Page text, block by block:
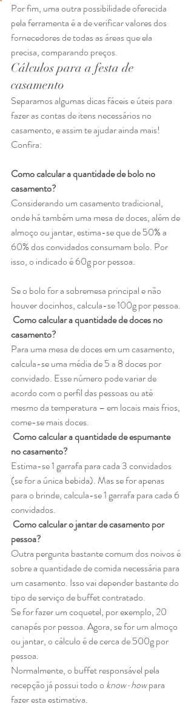
Por fim, uma outra possibilidade oferecida
pela ferramenta é a de verificar valores dos
fornecedores de todas as áreas que ela
precisa, comparando preços.
Cálculos para a festa de
casamento
Separamos algumas dicas fáceis e úteis para
fazer as contas de itens necessários no
casamento, e assim te ajudar ainda mais!
Confira:
Como calcular a quantidade de bolo no
casamento?
Considerando um casamento tradicional,
onde há também uma mesa de doces, além de
almoço ou jantar, estima-se que de 50% a
60% dos convidados consumam bolo. Por
isso, o indicado é 60g por pessoa.
Se o bolo for a sobremesa principal e não
houver docinhos, calcula-se 100g por pessoa.
Como calcular a quantidade de doces no
casamento?
Para uma mesa de doces em um casamento,
calcula-se uma média de 5 a 8 doces por
convidado. Esse número pode variar de
acordo com o perfil das pessoas ou até
mesmo da temperatura – em locais mais frios,
come-se mais doces.
Como calcular a quantidade de espumante
no casamento?
Estima-se 1 garrafa para cada 3 convidados
(se for a única bebida). Mas se for apenas
para o brinde, calcula-se 1 garrafa para cada 6
convidados.
Como calcular o jantar de casamento por
pessoa?
Outra pergunta bastante comum dos noivos é
sobre a quantidade de comida necessária para
um casamento. Isso vai depender bastante do
tipo de serviço de buffetcontratado.
Se for fazer um coquetel, por exemplo, 20
canapés por pessoa. Agora, se for um almoço
ou jantar, o cálculo é de cerca de 500g por
pessoa.
Normalmente, o buffet responsável pela
recepção já possui todo o know-how para
fazer esta estimativa.